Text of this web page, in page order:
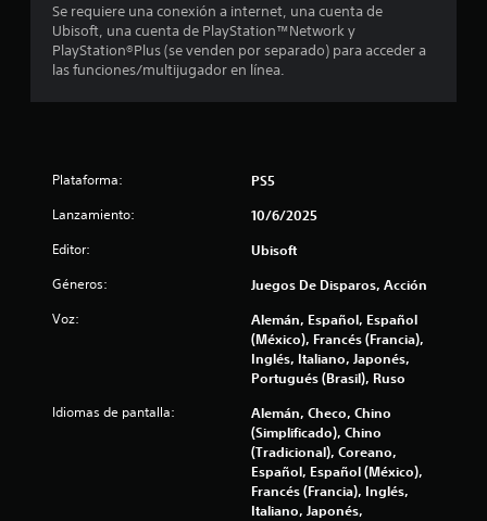
c
e
s
Se requiere una conexión a internet, una cuenta de
Ubisoft, una cuenta de PlayStation™Network y
PlayStation®Plus (se venden por separado) para acceder a
las funciones/multijugador en línea.
Plataforma: PS5
Lanzamiento: 10/6/2025
Editor: Ubisoft
Géneros: Juegos De Disparos, Acción
Voz:
Alemán, Español, Español
(México), Francés (Francia),
Inglés, Italiano, Japonés,
Portugués (Brasil), Ruso
Idiomas de pantalla:
Alemán, Checo, Chino
(Simplificado), Chino
(Tradicional), Coreano,
Español, Español (México),
Francés (Francia), Inglés,
Italiano, Japonés,